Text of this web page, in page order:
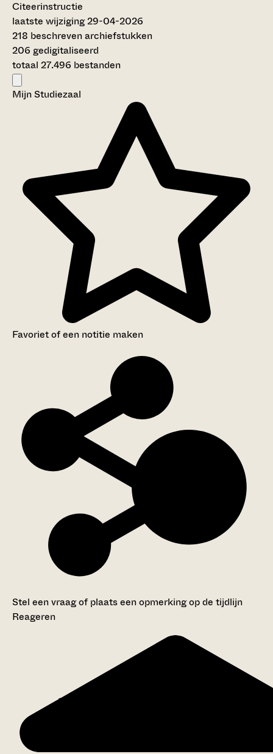
Citeerinstructie
laatste wijziging 29-04-2026
218 beschreven archiefstukken
206 gedigitaliseerd
totaal 27.496 bestanden
Mijn Studiezaal
Favoriet of een notitie maken
Stel een vraag of plaats een opmerking op de tijdlijn
Reageren